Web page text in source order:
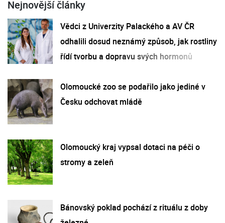
Nejnovější články
Vědci z Univerzity Palackého a AV ČR
odhalili dosud neznámý způsob, jak rostliny
řídí tvorbu a dopravu svých hormonů
Olomoucké zoo se podařilo jako jediné v
Česku odchovat mládě
Olomoucký kraj vypsal dotaci na péči o
stromy a zeleň
Bánovský poklad pochází z rituálu z doby